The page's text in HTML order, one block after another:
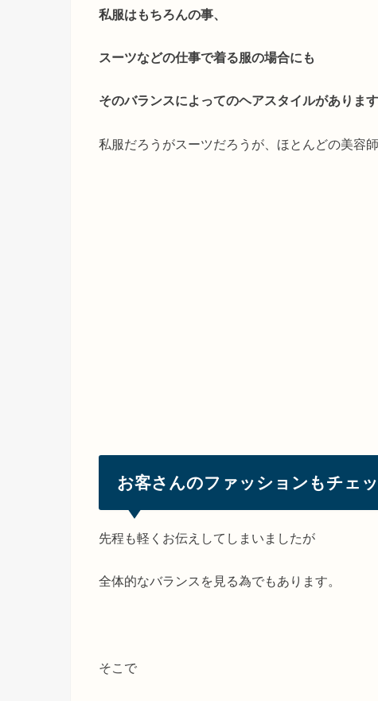
私服はもちろんの事、
スーツなどの仕事で着る服の場合にも
そのバランスによってのヘアスタイルがあります
私服だろうがスーツだろうが、ほとんどの美容
お客さんのファッションもチェ
先程も軽くお伝えしてしまいましたが
全体的なバランスを見る為でもあります。
そこで